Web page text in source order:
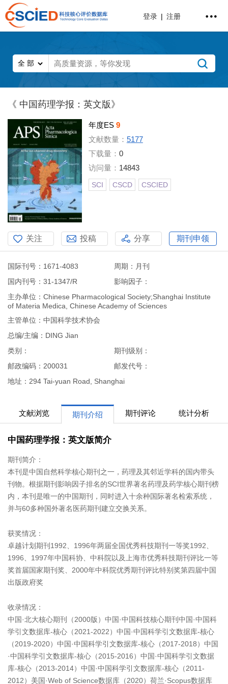
登录 | 注册
《 中国药理学报：英文版》
年度ES 9
文献数量： 5177
下载量： 0
访问量： 14843
SCI CSCD CSCIED
关注 投稿 分享 期刊申领
国际刊号：1671-4083
周期：月刊
国内刊号：31-1347/R
影响因子：
主办单位：Chinese Pharmacological Society;Shanghai Institute
of Materia Medica, Chinese Academy of Sciences
主管单位：中国科学技术协会
总编/主编：DING Jian
类别：
期刊级别：
邮政编码：200031
邮发代号：
地址：294 Tai-yuan Road, Shanghai
文献浏览 期刊介绍 期刊评论 统计分析
中国药理学报：英文版简介
期刊简介：
本刊是中国自然科学核心期刊之一，药理及其邻近学科的国内带头
刊物。根据期刊影响因子排名的SCI世界著名药理及药学核心期刊榜
内，本刊是唯一的中国期刊，同时进入十余种国际著名检索系统，
并与60多种国外著名医药期刊建立交换关系。
获奖情况：
卓越计划期刊1992、1996年两届全国优秀科技期刊一等奖1992、
1996、1997年中国科协、中科院以及上海市优秀科技期刊评比一等
奖首届国家期刊奖、2000年中科院优秀期刊评比特别奖第四届中国
出版政府奖
收录情况：
中国·北大核心期刊（2000版）中国·中国科技核心期刊中国·中国科
学引文数据库-核心（2021-2022）中国·中国科学引文数据库-核心
（2019-2020）中国·中国科学引文数据库-核心（2017-2018）中国
·中国科学引文数据库-核心（2015-2016）中国·中国科学引文数据
库-核心（2013-2014）中国·中国科学引文数据库-核心（2011-
2012）美国·Web of Science数据库（2020）荷兰·Scopus数据库